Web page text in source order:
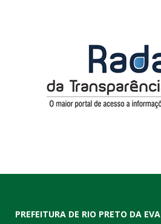
PREFEITURA DE RIO PRETO DA EVA